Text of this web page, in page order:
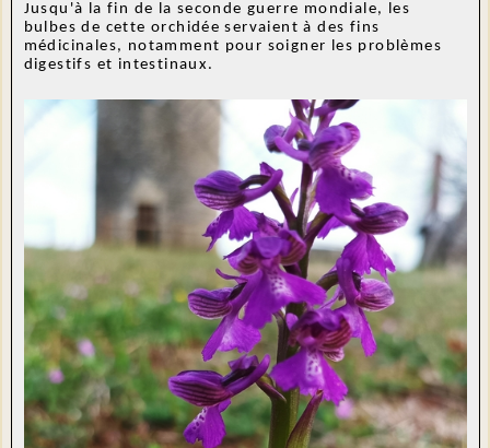
Jusqu'à la fin de la seconde guerre mondiale, les
bulbes de cette orchidée servaient à des fins
médicinales, notamment pour soigner les problèmes
digestifs et intestinaux.